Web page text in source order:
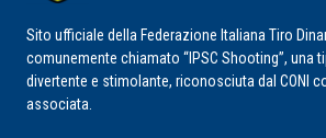
Sito ufficiale della Federazione Italiana Tiro
comunemente chiamato “IPSC Shooting”, una
divertente e stimolante, riconosciuta dal CONI
associata.